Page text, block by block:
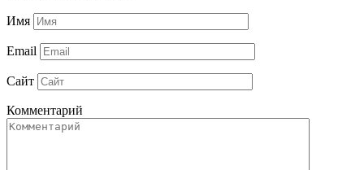
Имя
Email
Сайт
Комментарий